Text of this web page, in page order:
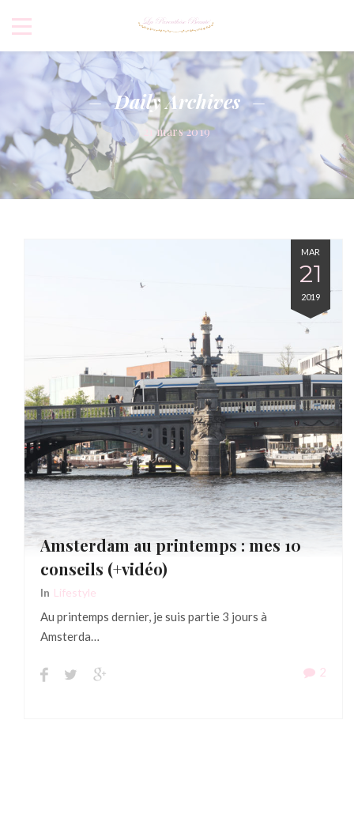
Daily Archives
21 mars 2019
MAR
21
2019
Amsterdam au printemps : mes 10
conseils (+vidéo)
In Lifestyle
Au printemps dernier, je suis partie 3 jours à
Amsterda…
2